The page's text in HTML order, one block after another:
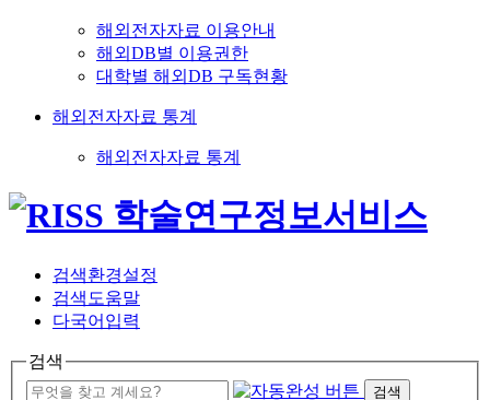
해외전자자료 이용안내
해외DB별 이용권한
대학별 해외DB 구독현황
해외전자자료 통계
해외전자자료 통계
검색환경설정
검색도움말
다국어입력
검색
검색